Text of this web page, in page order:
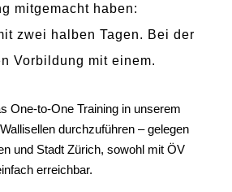
mitgemacht haben:
zwei halben Tagen. Bei der
Vorbildung mit einem.
One-to-One Training in unserem
durchzuführen – gelegen
und Stadt Zürich, sowohl mit ÖV
erreichbar.